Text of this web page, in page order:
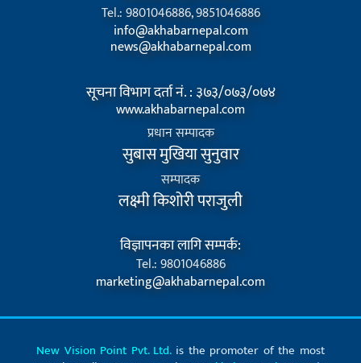
Tel.: 9801046886, 9851046886
info@akhabarnepal.com
news@akhabarnepal.com
सूचना विभाग दर्ता नं. : ३७३/०७३/०७४
www.akhabarnepal.com
प्रधान सम्पादक
सुबास मुखिया सुनुवार
सम्पादक
लक्ष्मी किशोरी पराजुली
विज्ञापनका लागि सम्पर्क:
Tel.: 9801046886
marketing@akhabarnepal.com
New Vision Point Pvt. Ltd.is the promoter of the most